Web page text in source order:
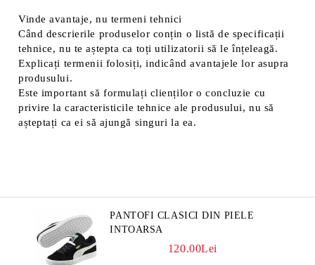
Vinde avantaje, nu termeni tehnici
Când descrierile produselor conțin o listă de specificații
tehnice, nu te aștepta ca toți utilizatorii să le înțeleagă.
Explicați termenii folosiți, indicând avantajele lor asupra
produsului.
Este important să formulați clienților o concluzie cu
privire la caracteristicile tehnice ale produsului, nu să
așteptați ca ei să ajungă singuri la ea.
PANTOFI CLASICI DIN PIELE
INTOARSA
120.00Lei